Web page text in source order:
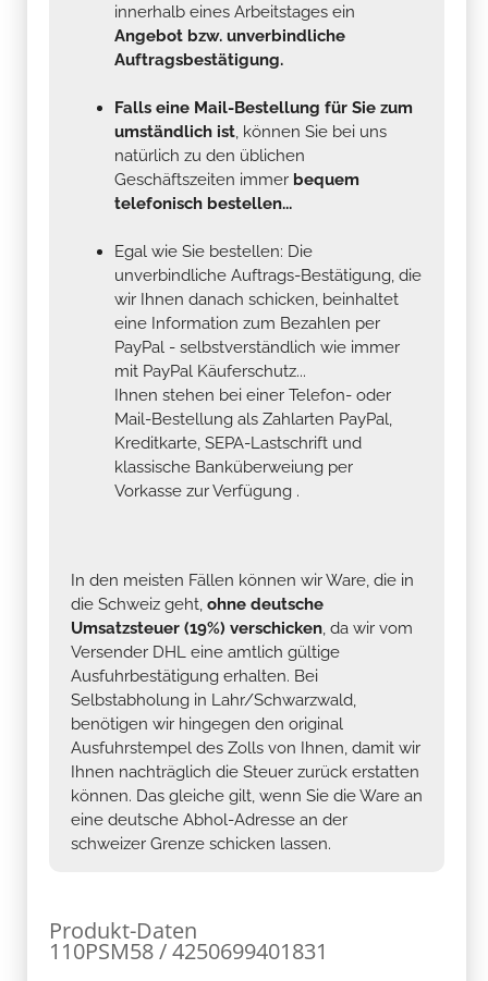
innerhalb eines Arbeitstages ein
Angebot bzw. unverbindliche
Auftragsbestätigung.
Falls eine Mail-Bestellung für Sie zum
umständlich ist, können Sie bei uns
natürlich zu den üblichen
Geschäftszeiten immer bequem
telefonisch bestellen...
Egal wie Sie bestellen: Die
unverbindliche Auftrags-Bestätigung, die
wir Ihnen danach schicken, beinhaltet
eine Information zum Bezahlen per
PayPal - selbstverständlich wie immer
mit PayPal Käuferschutz...
Ihnen stehen bei einer Telefon- oder
Mail-Bestellung als Zahlarten PayPal,
Kreditkarte, SEPA-Lastschrift und
klassische Banküberweiung per
Vorkasse zur Verfügung .
In den meisten Fällen können wir Ware, die in
die Schweiz geht, ohne deutsche
Umsatzsteuer (19%) verschicken, da wir vom
Versender DHL eine amtlich gültige
Ausfuhrbestätigung erhalten. Bei
Selbstabholung in Lahr/Schwarzwald,
benötigen wir hingegen den original
Ausfuhrstempel des Zolls von Ihnen, damit wir
Ihnen nachträglich die Steuer zurück erstatten
können. Das gleiche gilt, wenn Sie die Ware an
eine deutsche Abhol-Adresse an der
schweizer Grenze schicken lassen.
Produkt-Daten
110PSM58 / 4250699401831